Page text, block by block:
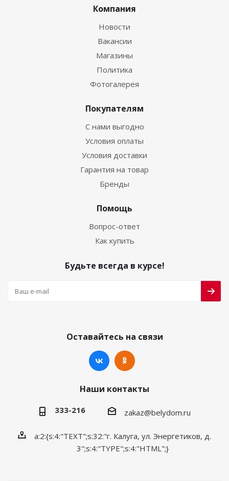
Компания
Новости
Вакансии
Магазины
Политика
Фотогалерея
Покупателям
С нами выгодно
Условия оплаты
Условия доставки
Гарантия на товар
Бренды
Помощь
Вопрос-ответ
Как купить
Будьте всегда в курсе!
Оставайтесь на связи
Наши контакты
333-216 zakaz@belydom.ru
a:2:{s:4:"TEXT";s:32:"г. Калуга, ул. Энергетиков, д.
3";s:4:"TYPE";s:4:"HTML";}